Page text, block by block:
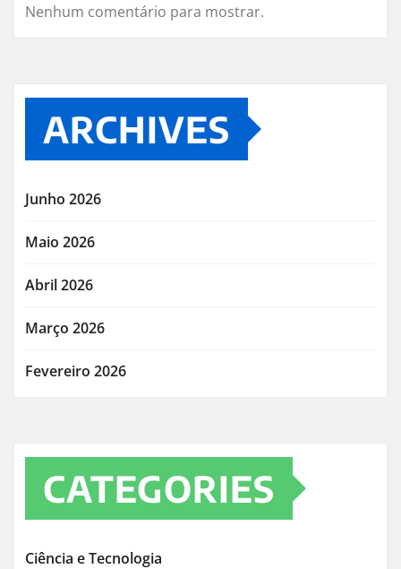
Nenhum comentário para mostrar.
ARCHIVES
Junho 2026
Maio 2026
Abril 2026
Março 2026
Fevereiro 2026
CATEGORIES
Ciência e Tecnologia